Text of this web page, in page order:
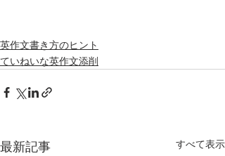
英作文書き方のヒント
ていねいな英作文添削
最新記事 すべて表示